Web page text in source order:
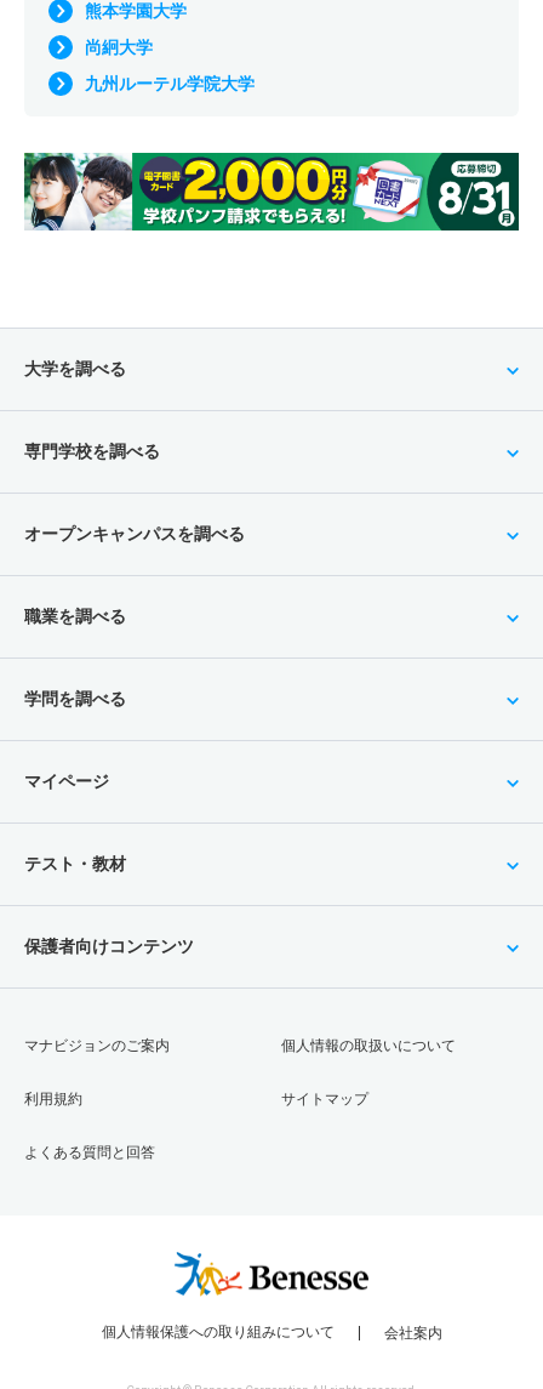
熊本学園大学
尚絅大学
九州ルーテル学院大学
大学を調べる
専門学校を調べる
オープンキャンパスを調べる
職業を調べる
学問を調べる
マイページ
テスト・教材
保護者向けコンテンツ
マナビジョンのご案内
利用規約
よくある質問と回答
個人情報の取扱いについて
サイトマップ
個人情報保護への取り組みについて 会社案内